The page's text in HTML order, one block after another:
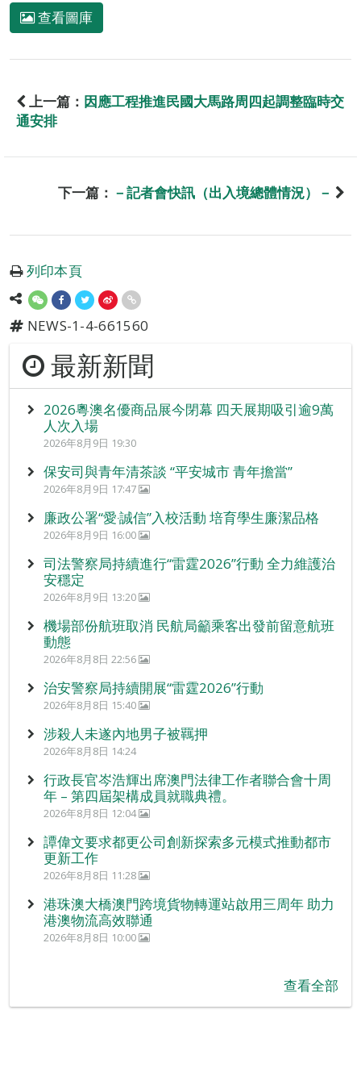
查看圖庫
上一篇： 因應工程推進民國大馬路周四起調整臨時交
通安排
下一篇： －記者會快訊（出入境總體情況）－
列印本頁
NEWS-1-4-661560
最新新聞
2026粵澳名優商品展今閉幕 四天展期吸引逾9萬
人次入場
2026年8月9日 19:30
保安司與青年清茶談 “平安城市 青年擔當”
2026年8月9日 17:47
廉政公署“愛‧誠信”入校活動 培育學生廉潔品格
2026年8月9日 16:00
司法警察局持續進行“雷霆2026”行動 全力維護治
安穩定
2026年8月9日 13:20
機場部份航班取消 民航局籲乘客出發前留意航班
動態
2026年8月8日 22:56
治安警察局持續開展“雷霆2026”行動
2026年8月8日 15:40
涉殺人未遂內地男子被羈押
2026年8月8日 14:24
行政長官岑浩輝出席澳門法律工作者聯合會十周
年 – 第四屆架構成員就職典禮。
2026年8月8日 12:04
譚偉文要求都更公司創新探索多元模式推動都市
更新工作
2026年8月8日 11:28
港珠澳大橋澳門跨境貨物轉運站啟用三周年 助力
港澳物流高效聯通
2026年8月8日 10:00
查看全部